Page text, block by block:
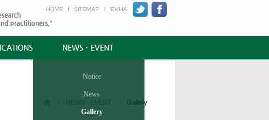
NEWS · EVENT
Notice
News
Gallery
NEWS · EVENT Gallery